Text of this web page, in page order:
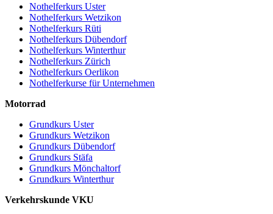
Nothelferkurs Uster
Nothelferkurs Wetzikon
Nothelferkurs Rüti
Nothelferkurs Dübendorf
Nothelferkurs Winterthur
Nothelferkurs Zürich
Nothelferkurs Oerlikon
Nothelferkurse für Unternehmen
Motorrad
Grundkurs Uster
Grundkurs Wetzikon
Grundkurs Dübendorf
Grundkurs Stäfa
Grundkurs Mönchaltorf
Grundkurs Winterthur
Verkehrskunde VKU